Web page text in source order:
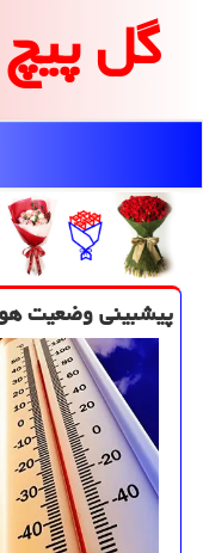
گل پیچ
پیشبینی وضعیت